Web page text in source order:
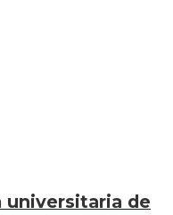
universitaria de